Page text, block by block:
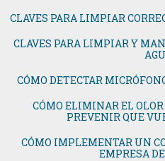
CLAVES PARA LIMPIAR
CLAVES PARA LIMPIAR Y
CÓMO DETECTAR
CÓMO ELIMINAR EL
PREVENIR QUE
CÓMO IMPLEMENTAR UN
EMPRESA